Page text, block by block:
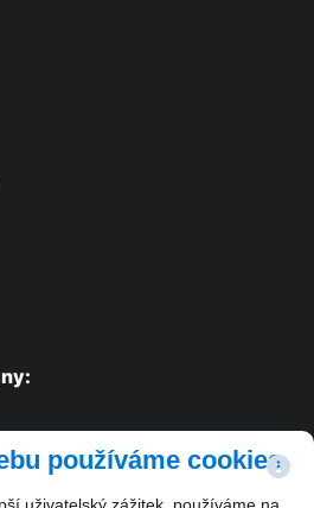
používáme cookies